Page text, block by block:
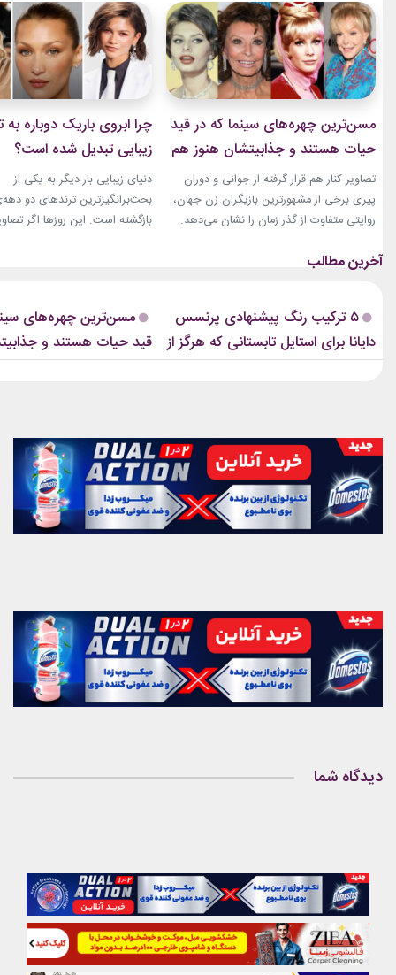
مسن‌ترین چهره‌های سینما که در قید
حیات هستند و جذابیتشان هنوز هم
باقیست!
تصاویر کنار هم قرار گرفته از جوانی و دوران
پیری برخی از مشهورترین بازیگران زن جهان،
روایتی متفاوت از گذر زمان را نشان می‌دهد.
هنوز با حضور، شخصیت و میراث هنری خود
سال‌های جوانی محدود...
چرا ابروی باریک دوباره به
زیبایی تبدیل شده است؟
دنیای زیبایی بار دیگر به یکی از
بحث‌برانگیزترین ترندهای دو
بازگشته است. این روزها اگر
ابروهای بسیار نازک دهه ۱۹۹۰ و اوایل دهه...
۵ ترکیب رنگ پیشنهادی پرنسس
دایانا برای استایل تابستانی که هرگز از
مد نمی‌افتند
مسن‌ترین چهره‌های
قید حیات هستند و
هم باقیست!
دیدگاه شما